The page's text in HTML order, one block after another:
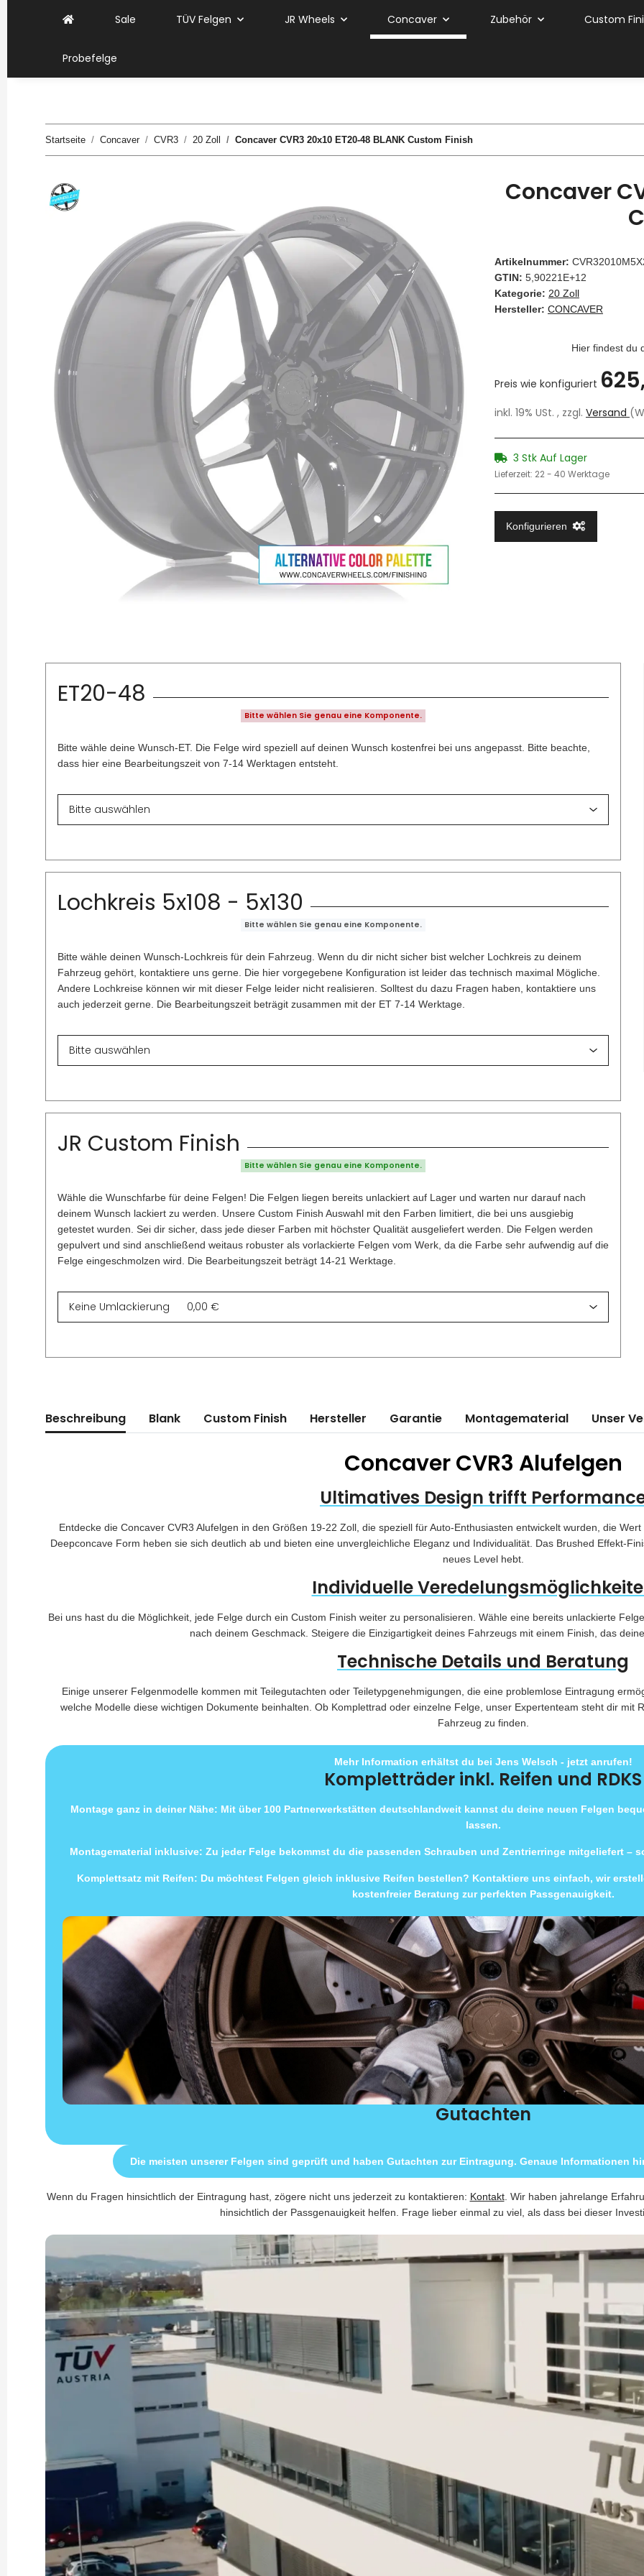
Sale TÜV Felgen JR Wheels Concaver Zubehör Custom
Probefelge
Startseite Concaver CVR3 20 Zoll Concaver CVR3 20x10 ET20-48 BLANK Custom Finish
Concaver
Artikelnummer:
GTIN: 5,90221E+12
Kategorie: 20 Zoll
Hersteller: CONCAVER
Hier findest du
Preis wie konfiguriert
inkl. 19% USt. , zzgl. Versand
3 Stk Auf Lager
Lieferzeit: 22 - 40 Werktage
Konfigurieren
ET20-48
Bitte wählen Sie genau eine Komponente.
Bitte wähle deine Wunsch-ET. Die Felge wird speziell auf deinen Wunsch kostenfrei bei uns angepasst. Bitte beachte,
dass hier eine Bearbeitungszeit von 7-14 Werktagen entsteht.
Lochkreis 5x108 - 5x130
Bitte wählen Sie genau eine Komponente.
Bitte wähle deinen Wunsch-Lochkreis für dein Fahrzeug. Wenn du dir nicht sicher bist welcher Lochkreis zu deinem
Fahrzeug gehört, kontaktiere uns gerne. Die hier vorgegebene Konfiguration ist leider das technisch maximal Mögliche.
Andere Lochkreise können wir mit dieser Felge leider nicht realisieren. Solltest du dazu Fragen haben, kontaktiere uns
auch jederzeit gerne. Die Bearbeitungszeit beträgit zusammen mit der ET 7-14 Werktage.
JR Custom Finish
Bitte wählen Sie genau eine Komponente.
Wähle die Wunschfarbe für deine Felgen! Die Felgen liegen bereits unlackiert auf Lager und warten nur darauf nach
deinem Wunsch lackiert zu werden. Unsere Custom Finish Auswahl mit den Farben limitiert, die bei uns ausgiebig
getestet wurden. Sei dir sicher, dass jede dieser Farben mit höchster Qualität ausgeliefert werden. Die Felgen werden
gepulvert und sind anschließend weitaus robuster als vorlackierte Felgen vom Werk, da die Farbe sehr aufwendig auf die
Felge eingeschmolzen wird. Die Bearbeitungszeit beträgt 14-21 Werktage.
Beschreibung Blank Custom Finish Hersteller Garantie Montagematerial Unser
Concaver CVR3 Alufelgen
Ultimatives Design trifft
Entdecke die Concaver CVR3 Alufelgen in den Größen 19-22 Zoll, die speziell für Auto-Enthusiasten entwickelt wurden, die
Deepconcave Form heben sie sich deutlich ab und bieten eine unvergleichliche Eleganz und Individualität. Das Brushed Effekt-
neues Level hebt.
Individuelle
Bei uns hast du die Möglichkeit, jede Felge durch ein Custom Finish weiter zu personalisieren. Wähle eine bereits unlackierte
nach deinem Geschmack. Steigere die Einzigartigkeit deines Fahrzeugs mit einem Finish, das
Technische Details und Beratung
Einige unserer Felgenmodelle kommen mit Teilegutachten oder Teiletypgenehmigungen, die eine problemlose Eintragung
welche Modelle diese wichtigen Dokumente beinhalten. Ob Komplettrad oder einzelne Felge, unser Expertenteam steht dir mit
Fahrzeug zu finden.
Mehr Information erhältst du bei Jens Welsch - jetzt anrufen!
Kompletträder inkl. Reifen und RDKS
Montage ganz in deiner Nähe: Mit über 100 Partnerwerkstätten deutschlandweit kannst du deine neuen Felgen
lassen.
Montagematerial inklusive: Zu jeder Felge bekommst du die passenden Schrauben und Zentrierringe mitgeliefert –
Komplettsatz mit Reifen: Du möchtest Felgen gleich inklusive Reifen bestellen? Kontaktiere uns einfach, wir
kostenfreier Beratung zur perfekten Passgenauigkeit.
Gutachten
Die meisten unserer Felgen sind geprüft und haben Gutachten zur Eintragung. Genaue Informationen
Wenn du Fragen hinsichtlich der Eintragung hast, zögere nicht uns jederzeit zu kontaktieren: Kontakt. Wir haben jahrelange
hinsichtlich der Passgenauigkeit helfen. Frage lieber einmal zu viel, als dass bei dieser